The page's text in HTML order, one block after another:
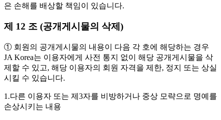
은 손해를 배상할 책임이 있습니다.
제 12 조 (공개게시물의 삭제)
① 회원의 공개게시물의 내용이 다음 각 호에 해당하는 경우
JA Korea는 이용자에게 사전 통지 없이 해당 공개게시물을 삭
제할 수 있고, 해당 이용자의 회원 자격을 제한, 정지 또는 상실
시킬 수 있습니다.
1.다른 이용자 또는 제3자를 비방하거나 중상 모략으로 명예를
손상시키는 내용